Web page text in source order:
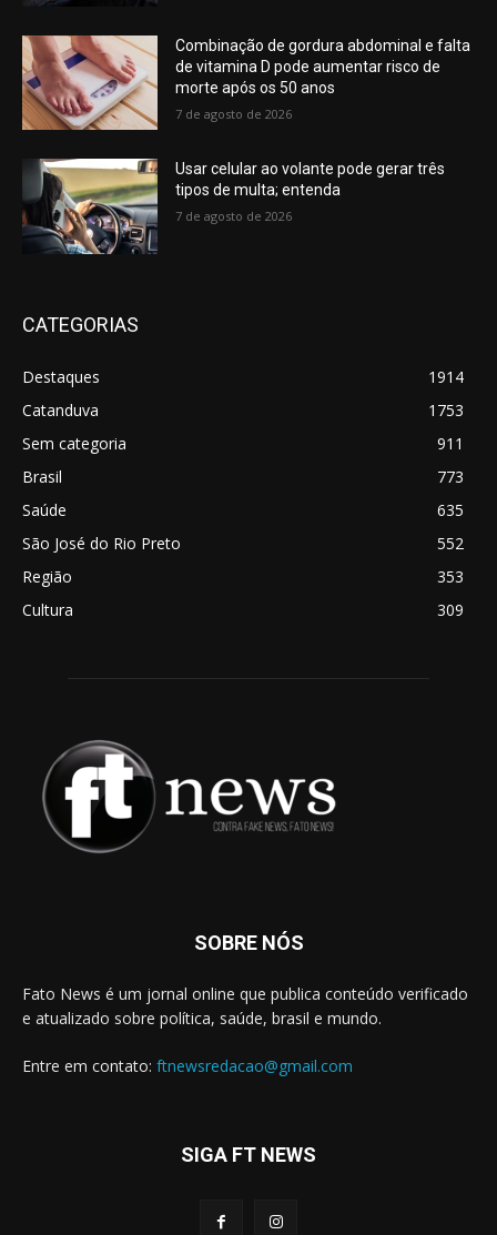
Combinação de gordura abdominal e falta
de vitamina D pode aumentar risco de
morte após os 50 anos
7 de agosto de 2026
Usar celular ao volante pode gerar três
tipos de multa; entenda
7 de agosto de 2026
CATEGORIAS
Destaques
1914
Catanduva
1753
Sem categoria
911
Brasil
773
Saúde
635
São José do Rio Preto
552
Região
353
Cultura
309
SOBRE NÓS
Fato News é um jornal online que publica conteúdo verificado
e atualizado sobre política, saúde, brasil e mundo.
Entre em contato: ftnewsredacao@gmail.com
SIGA FT NEWS